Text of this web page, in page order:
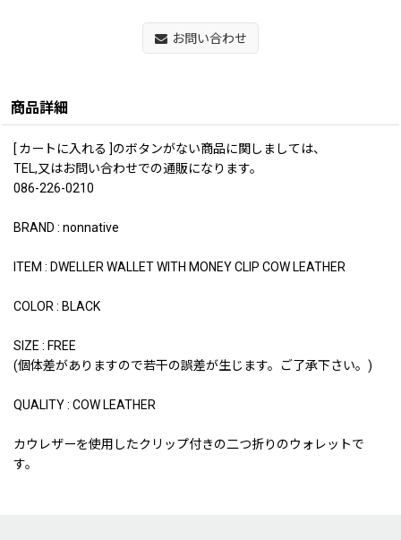
お問い合わせ
商品詳細
[ カートに入れる ]のボタンがない商品に関しましては、
TEL,又はお問い合わせでの通販になります。
086-226-0210
BRAND : nonnative
ITEM : DWELLER WALLET WITH MONEY CLIP COW LEATHER
COLOR : BLACK
SIZE : FREE
(個体差がありますので若干の誤差が生じます。ご了承下さい。)
QUALITY : COW LEATHER
カウレザーを使用したクリップ付きの二つ折りのウォレットで
す。